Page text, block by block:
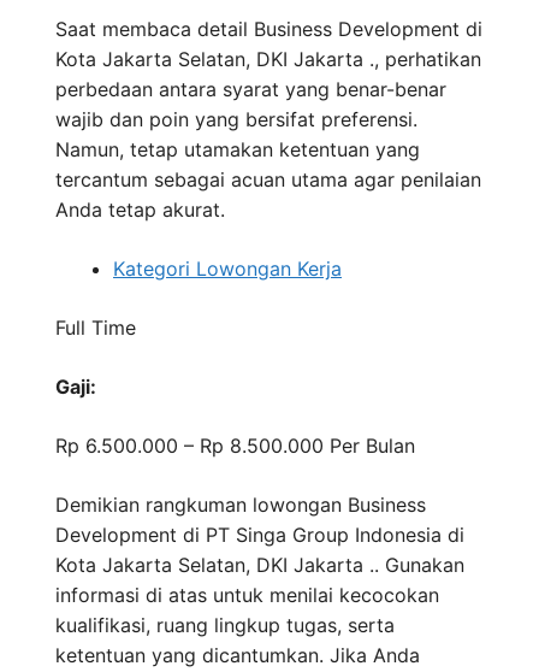
Saat membaca detail Business Development di
Kota Jakarta Selatan, DKI Jakarta ., perhatikan
perbedaan antara syarat yang benar-benar
wajib dan poin yang bersifat preferensi.
Namun, tetap utamakan ketentuan yang
tercantum sebagai acuan utama agar penilaian
Anda tetap akurat.
Kategori Lowongan Kerja
Full Time
Gaji:
Rp 6.500.000 – Rp 8.500.000 Per Bulan
Demikian rangkuman lowongan Business
Development di PT Singa Group Indonesia di
Kota Jakarta Selatan, DKI Jakarta .. Gunakan
informasi di atas untuk menilai kecocokan
kualifikasi, ruang lingkup tugas, serta
ketentuan yang dicantumkan. Jika Anda